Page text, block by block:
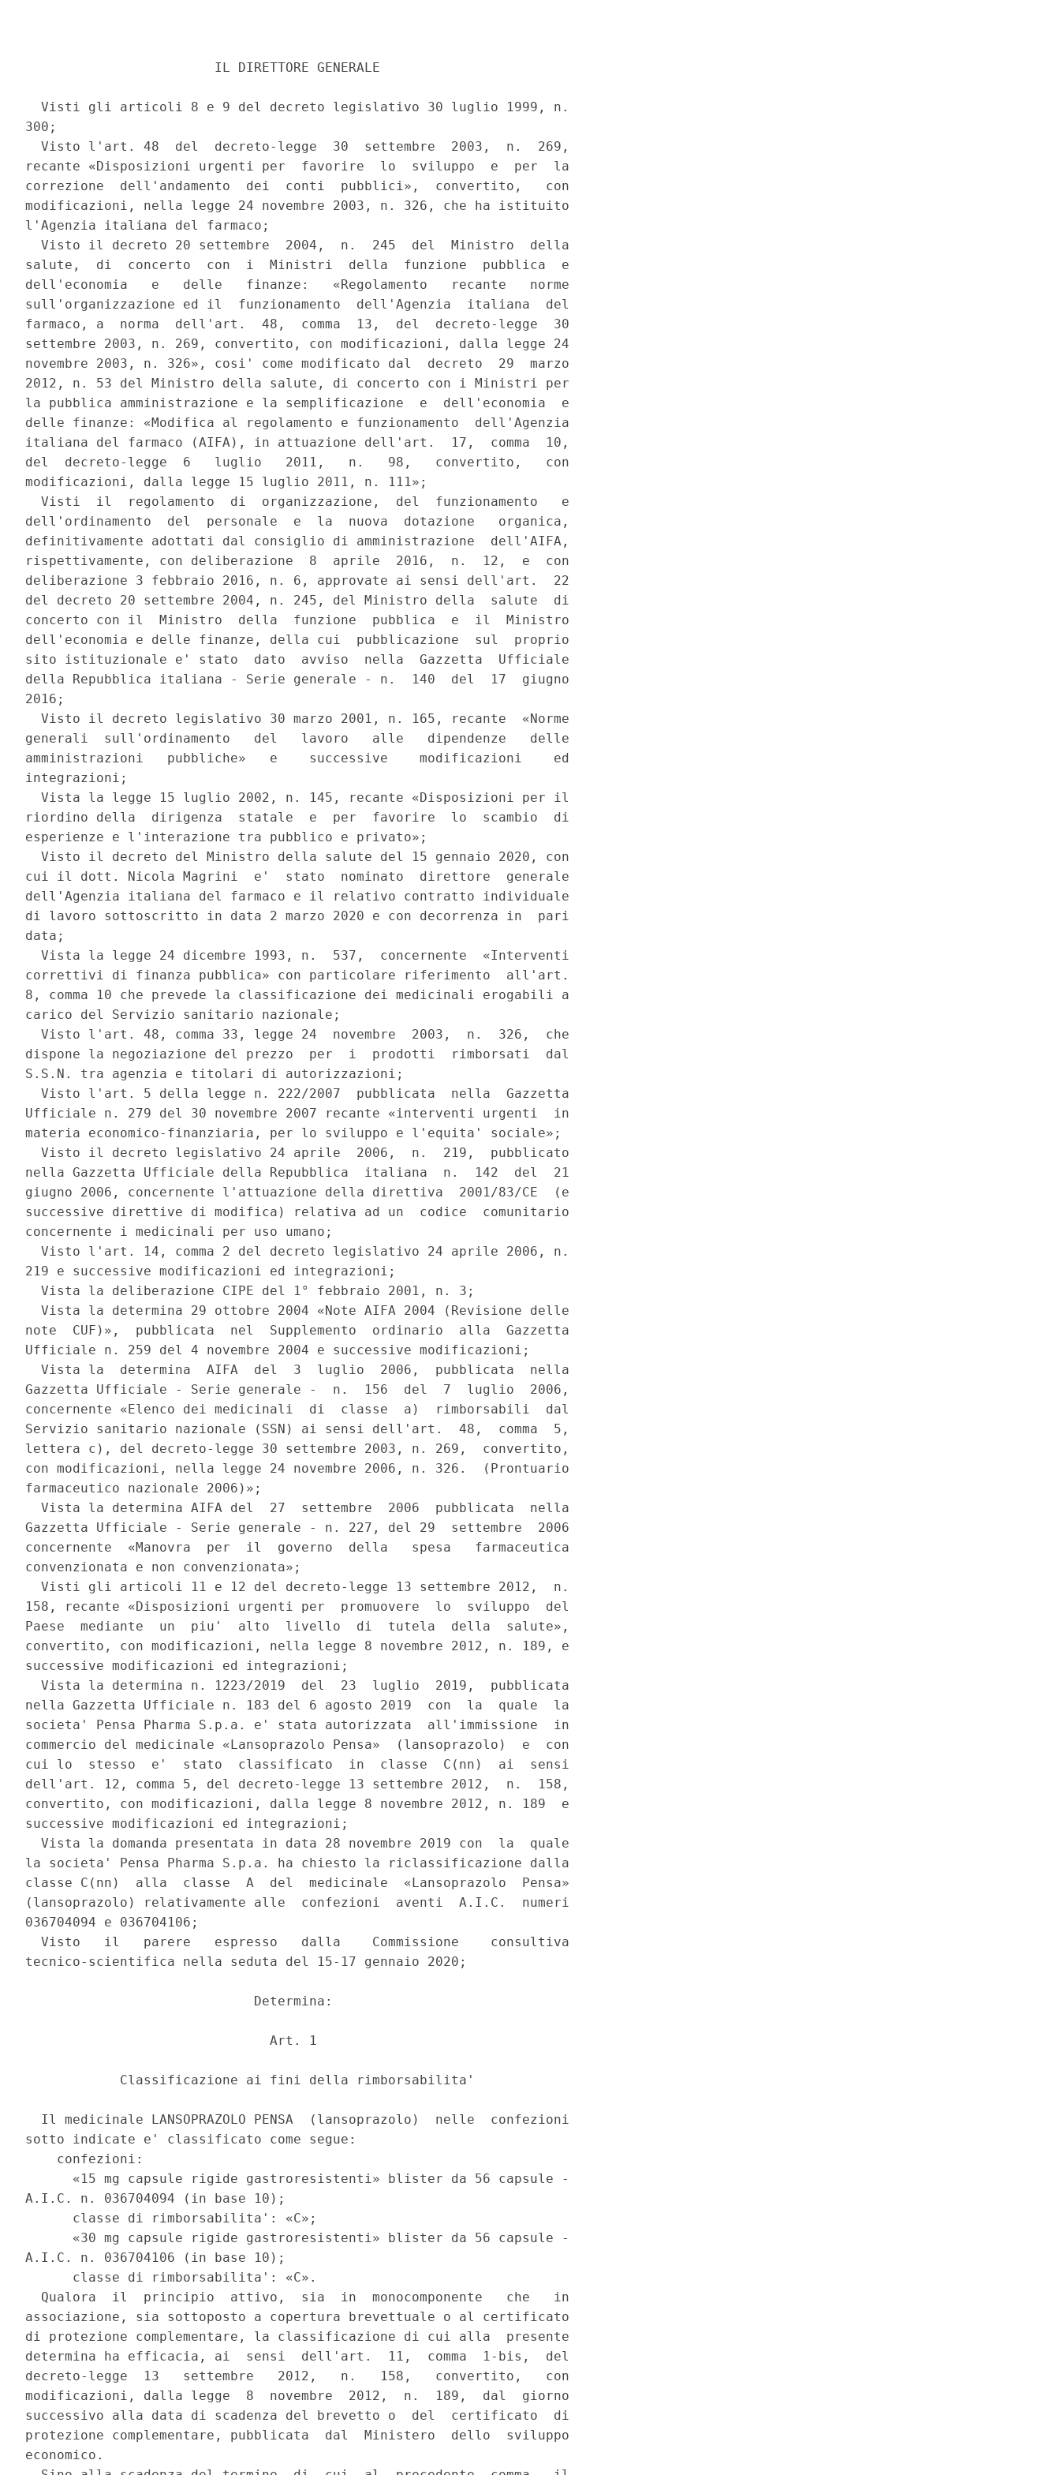
                        IL DIRETTORE GENERALE
  Visti gli articoli 8 e 9 del decreto legislativo 30 luglio 1999, n.
300;
  Visto l'art. 48  del  decreto-legge  30  settembre  2003,  n.  269,
recante «Disposizioni urgenti per  favorire  lo  sviluppo  e  per  la
correzione  dell'andamento  dei  conti  pubblici»,  convertito,   con
modificazioni, nella legge 24 novembre 2003, n. 326, che ha istituito
l'Agenzia italiana del farmaco;
  Visto il decreto 20 settembre  2004,  n.  245  del  Ministro  della
salute,  di  concerto  con  i  Ministri  della  funzione  pubblica  e
dell'economia   e   delle   finanze:   «Regolamento   recante   norme
sull'organizzazione ed il  funzionamento  dell'Agenzia  italiana  del
farmaco, a  norma  dell'art.  48,  comma  13,  del  decreto-legge  30
settembre 2003, n. 269, convertito, con modificazioni, dalla legge 24
novembre 2003, n. 326», cosi' come modificato dal  decreto  29  marzo
2012, n. 53 del Ministro della salute, di concerto con i Ministri per
la pubblica amministrazione e la semplificazione  e  dell'economia  e
delle finanze: «Modifica al regolamento e funzionamento  dell'Agenzia
italiana del farmaco (AIFA), in attuazione dell'art.  17,  comma  10,
del  decreto-legge  6   luglio   2011,   n.   98,   convertito,   con
modificazioni, dalla legge 15 luglio 2011, n. 111»;
  Visti  il  regolamento  di  organizzazione,  del  funzionamento   e
dell'ordinamento  del  personale  e  la  nuova  dotazione   organica,
definitivamente adottati dal consiglio di amministrazione  dell'AIFA,
rispettivamente, con deliberazione  8  aprile  2016,  n.  12,  e  con
deliberazione 3 febbraio 2016, n. 6, approvate ai sensi dell'art.  22
del decreto 20 settembre 2004, n. 245, del Ministro della  salute  di
concerto con il  Ministro  della  funzione  pubblica  e  il  Ministro
dell'economia e delle finanze, della cui  pubblicazione  sul  proprio
sito istituzionale e' stato  dato  avviso  nella  Gazzetta  Ufficiale
della Repubblica italiana - Serie generale - n.  140  del  17  giugno
2016;
  Visto il decreto legislativo 30 marzo 2001, n. 165, recante  «Norme
generali  sull'ordinamento   del   lavoro   alle   dipendenze   delle
amministrazioni   pubbliche»   e    successive    modificazioni    ed
integrazioni;
  Vista la legge 15 luglio 2002, n. 145, recante «Disposizioni per il
riordino della  dirigenza  statale  e  per  favorire  lo  scambio  di
esperienze e l'interazione tra pubblico e privato»;
  Visto il decreto del Ministro della salute del 15 gennaio 2020, con
cui il dott. Nicola Magrini  e'  stato  nominato  direttore  generale
dell'Agenzia italiana del farmaco e il relativo contratto individuale
di lavoro sottoscritto in data 2 marzo 2020 e con decorrenza in  pari
data;
  Vista la legge 24 dicembre 1993, n.  537,  concernente  «Interventi
correttivi di finanza pubblica» con particolare riferimento  all'art.
8, comma 10 che prevede la classificazione dei medicinali erogabili a
carico del Servizio sanitario nazionale;
  Visto l'art. 48, comma 33, legge 24  novembre  2003,  n.  326,  che
dispone la negoziazione del prezzo  per  i  prodotti  rimborsati  dal
S.S.N. tra agenzia e titolari di autorizzazioni;
  Visto l'art. 5 della legge n. 222/2007  pubblicata  nella  Gazzetta
Ufficiale n. 279 del 30 novembre 2007 recante «interventi urgenti  in
materia economico-finanziaria, per lo sviluppo e l'equita' sociale»;
  Visto il decreto legislativo 24 aprile  2006,  n.  219,  pubblicato
nella Gazzetta Ufficiale della Repubblica  italiana  n.  142  del  21
giugno 2006, concernente l'attuazione della direttiva  2001/83/CE  (e
successive direttive di modifica) relativa ad un  codice  comunitario
concernente i medicinali per uso umano;
  Visto l'art. 14, comma 2 del decreto legislativo 24 aprile 2006, n.
219 e successive modificazioni ed integrazioni;
  Vista la deliberazione CIPE del 1° febbraio 2001, n. 3;
  Vista la determina 29 ottobre 2004 «Note AIFA 2004 (Revisione delle
note  CUF)»,  pubblicata  nel  Supplemento  ordinario  alla  Gazzetta
Ufficiale n. 259 del 4 novembre 2004 e successive modificazioni;
  Vista la  determina  AIFA  del  3  luglio  2006,  pubblicata  nella
Gazzetta Ufficiale - Serie generale -  n.  156  del  7  luglio  2006,
concernente «Elenco dei medicinali  di  classe  a)  rimborsabili  dal
Servizio sanitario nazionale (SSN) ai sensi dell'art.  48,  comma  5,
lettera c), del decreto-legge 30 settembre 2003, n. 269,  convertito,
con modificazioni, nella legge 24 novembre 2006, n. 326.  (Prontuario
farmaceutico nazionale 2006)»;
  Vista la determina AIFA del  27  settembre  2006  pubblicata  nella
Gazzetta Ufficiale - Serie generale - n. 227, del 29  settembre  2006
concernente  «Manovra  per  il  governo  della   spesa   farmaceutica
convenzionata e non convenzionata»;
  Visti gli articoli 11 e 12 del decreto-legge 13 settembre 2012,  n.
158, recante «Disposizioni urgenti per  promuovere  lo  sviluppo  del
Paese  mediante  un  piu'  alto  livello  di  tutela  della  salute»,
convertito, con modificazioni, nella legge 8 novembre 2012, n. 189, e
successive modificazioni ed integrazioni;
  Vista la determina n. 1223/2019  del  23  luglio  2019,  pubblicata
nella Gazzetta Ufficiale n. 183 del 6 agosto 2019  con  la  quale  la
societa' Pensa Pharma S.p.a. e' stata autorizzata  all'immissione  in
commercio del medicinale «Lansoprazolo Pensa»  (lansoprazolo)  e  con
cui lo  stesso  e'  stato  classificato  in  classe  C(nn)  ai  sensi
dell'art. 12, comma 5, del decreto-legge 13 settembre 2012,  n.  158,
convertito, con modificazioni, dalla legge 8 novembre 2012, n. 189  e
successive modificazioni ed integrazioni;
  Vista la domanda presentata in data 28 novembre 2019 con  la  quale
la societa' Pensa Pharma S.p.a. ha chiesto la riclassificazione dalla
classe C(nn)  alla  classe  A  del  medicinale  «Lansoprazolo  Pensa»
(lansoprazolo) relativamente alle  confezioni  aventi  A.I.C.  numeri
036704094 e 036704106;
  Visto   il   parere   espresso   dalla    Commissione    consultiva
tecnico-scientifica nella seduta del 15-17 gennaio 2020;
                             Determina:
                               Art. 1
            Classificazione ai fini della rimborsabilita'
  Il medicinale LANSOPRAZOLO PENSA  (lansoprazolo)  nelle  confezioni
sotto indicate e' classificato come segue:
    confezioni:
      «15 mg capsule rigide gastroresistenti» blister da 56 capsule -
A.I.C. n. 036704094 (in base 10);
      classe di rimborsabilita': «C»;
      «30 mg capsule rigide gastroresistenti» blister da 56 capsule -
A.I.C. n. 036704106 (in base 10);
      classe di rimborsabilita': «C».
  Qualora  il  principio  attivo,  sia  in  monocomponente   che   in
associazione, sia sottoposto a copertura brevettuale o al certificato
di protezione complementare, la classificazione di cui alla  presente
determina ha efficacia, ai  sensi  dell'art.  11,  comma  1-bis,  del
decreto-legge  13   settembre   2012,   n.   158,   convertito,   con
modificazioni, dalla legge  8  novembre  2012,  n.  189,  dal  giorno
successivo alla data di scadenza del brevetto o  del  certificato  di
protezione complementare, pubblicata  dal  Ministero  dello  sviluppo
economico.